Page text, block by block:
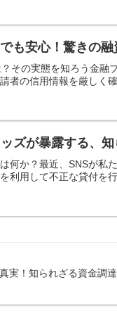
も安心！驚きの
その実態を知ろう金融
者の信用情報を厳しく
ッズが暴露する、
何か？最近、SNSが私
利用して不正な貸付を
実！知られざる資金調